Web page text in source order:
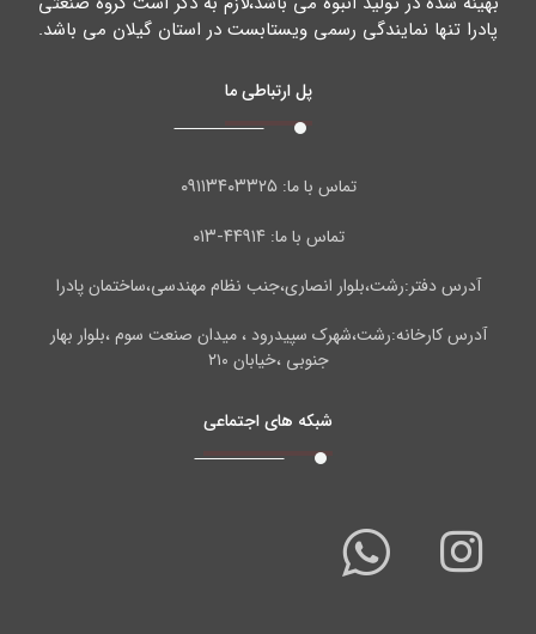
پادرا تنها نمایندگی رسمی ویستابست در استان گیلان می باشد.
پل ارتباطی ما
تماس با ما:۰۹۱۱۳۴۰۳۳۲۵
تماس با ما: ۴۴۹۱۴-۰۱۳
آدرس دفتر:رشت،بلوار انصاری،جنب نظام مهندسی،ساختمان پادرا
آدرس کارخانه:رشت،شهرک سپیدرود ، میدان صنعت سوم ،بلوار بهار
جنوبی ،خیابان ۲۱۰
شبکه های اجتماعی